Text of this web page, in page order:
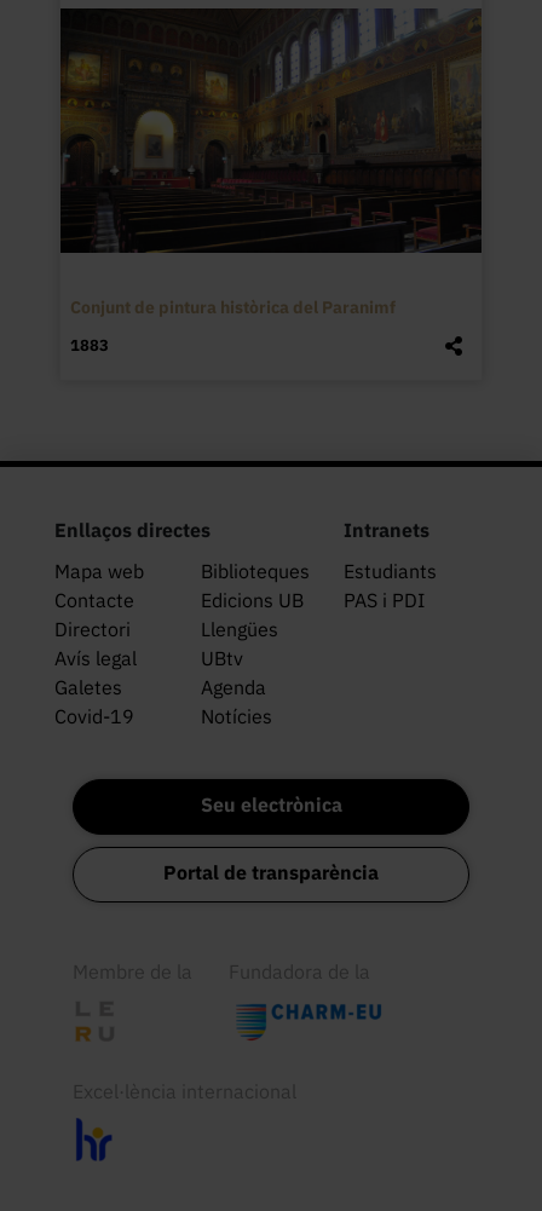
Conjunt de pintura històrica del Paranimf
1883
Enllaços directes
Mapa web
Biblioteques
Contacte
Edicions UB
Directori
Llengües
Avís legal
UBtv
Galetes
Agenda
Covid-19
Notícies
Intranets
Estudiants
PAS i PDI
Seu electrònica
Portal de transparència
Membre de la Fundadora de la
Excel·lència internacional